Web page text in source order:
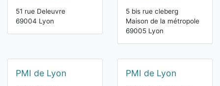
51 rue Deleuvre
69004 Lyon
5 bis rue cleberg
Maison de la métropole
69005 Lyon
PMI de Lyon PMI de Lyon